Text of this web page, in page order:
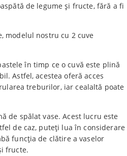
de legume și fructe, fără a fi
modelul nostru cu 2 cuve
în timp ce o cuvă este plină
Astfel, acestea oferă acces
treburilor, iar cealaltă poate
de spălat vase. Acest lucru este
de caz, puteți lua în considerare
funcția de clătire a vaselor
fructe.